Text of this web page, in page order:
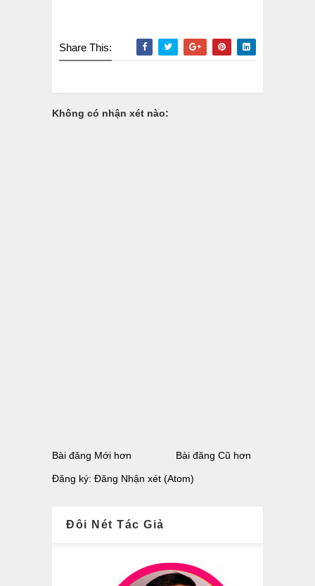
Share This:
Không có nhận xét nào:
Bài đăng Mới hơn Bài đăng Cũ hơn
Đăng ký: Đăng Nhận xét (Atom)
Đôi Nét Tác Giả